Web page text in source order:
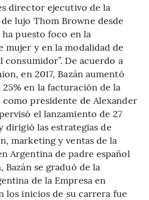
director ejecutivo de la
lujo Thom Browne desde
ha puesto foco en la
mujer y en la modalidad de
consumidor”. De acuerdo a
en 2017, Bazán aumentó
en la facturación de la
como presidente de Alexander
el lanzamiento de 27
dirigió las estrategias de
marketing y ventas de la
Argentina de padre español
Bazán se graduó de la
de la Empresa en
los inicios de su carrera fue